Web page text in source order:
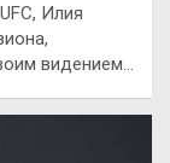
Илия
видением…